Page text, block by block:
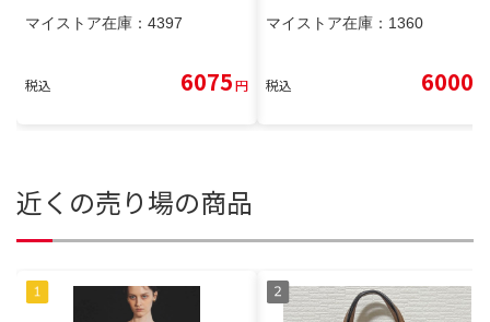
マイストア在庫： 4397
税込 6075円
マイストア在庫： 1360
税込 6000
近くの売り場の商品